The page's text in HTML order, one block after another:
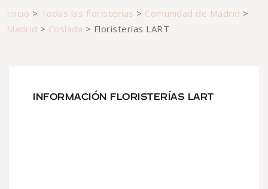
Inicio > Todas las floristerías > Comunidad de Madrid >
Madrid > Coslada > Floristerías LART
INFORMACIÓN FLORISTERÍAS LART